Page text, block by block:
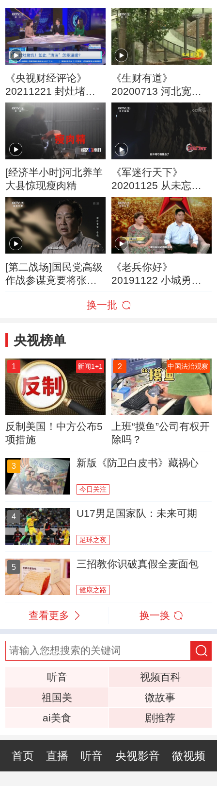
《央视财经评论》
20211221 封灶堵
炕！如此“清洁”怎能温
暖？
《生财有道》
20200713 河北宽
城：夏日旅游忙 山水
著文章
[经济半小时]河北养羊
大县惊现瘦肉精
《军迷行天下》
20201125 从未忘却
的英雄
[第二战场]国民党高级
作战参谋竟要将张家
《老兵你好》
20191122 小城勇士
换一批
央视榜单
1 新闻1+1
反制美国！中方公布5
项措施
2 中国法治观察
上班“摸鱼”公司有权开
除吗？
3 新版《防卫白皮书》藏祸心
今日关注
4 U17男足国家队：未来可期
足球之夜
5 三招教你识破真假全麦面包
健康之路
查看更多 换一换
听音
视频百科
祖国美
微故事
ai美食
剧推荐
首页 直播 听音 央视影音 微视频